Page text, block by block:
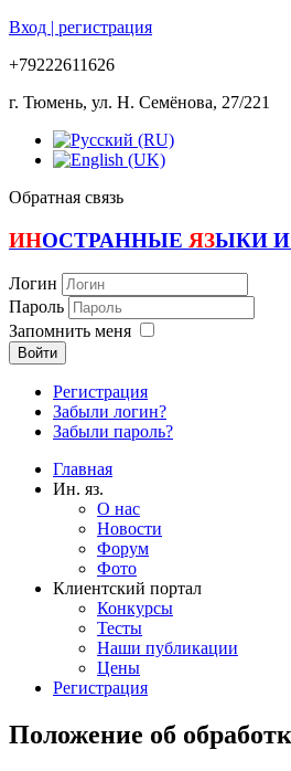
Вход | регистрация
+79222611626
г. Тюмень, ул. Н. Семёнова, 27/221
Обратная связь
ИНОСТРАННЫЕ ЯЗЫКИ И
Логин
Пароль
Запомнить меня
Войти
Регистрация
Забыли логин?
Забыли пароль?
Главная
Ин. яз.
О нас
Новости
Форум
Фото
Клиентский портал
Конкурсы
Тесты
Наши публикации
Цены
Регистрация
Положение об